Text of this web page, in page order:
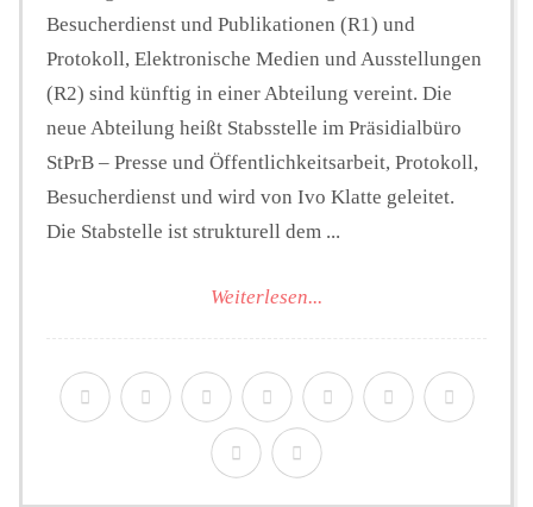
Seminare
Unterstützen
Besucherdienst und Publikationen (R1) und
Protokoll, Elektronische Medien und Ausstellungen
(R2) sind künftig in einer Abteilung vereint. Die
neue Abteilung heißt Stabsstelle im Präsidialbüro
StPrB – Presse und Öffentlichkeitsarbeit, Protokoll,
Besucherdienst und wird von Ivo Klatte geleitet.
Die Stabstelle ist strukturell dem ...
Weiterlesen...